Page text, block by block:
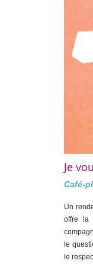
Je
Café-
Un
offre la
le
le